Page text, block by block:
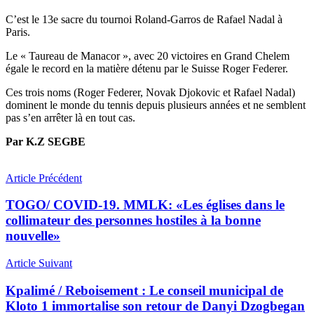
C’est le 13e sacre du tournoi Roland-Garros de Rafael Nadal à
Paris.
Le « Taureau de Manacor », avec 20 victoires en Grand Chelem
égale le record en la matière détenu par le Suisse Roger Federer.
Ces trois noms (Roger Federer, Novak Djokovic et Rafael Nadal)
dominent le monde du tennis depuis plusieurs années et ne semblent
pas s’en arrêter là en tout cas.
Par K.Z SEGBE
Article Précédent
TOGO/ COVID-19. MMLK: «Les églises dans le
collimateur des personnes hostiles à la bonne
nouvelle»
Article Suivant
Kpalimé / Reboisement : Le conseil municipal de
Kloto 1 immortalise son retour de Danyi Dzogbegan